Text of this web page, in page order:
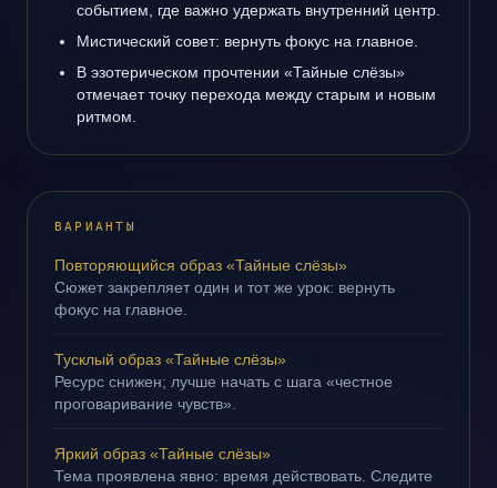
событием, где важно удержать внутренний центр.
Мистический совет: вернуть фокус на главное.
В эзотерическом прочтении «Тайные слёзы»
отмечает точку перехода между старым и новым
ритмом.
ВАРИАНТЫ
Повторяющийся образ «Тайные слёзы»
Сюжет закрепляет один и тот же урок: вернуть
фокус на главное.
Тусклый образ «Тайные слёзы»
Ресурс снижен; лучше начать с шага «честное
проговаривание чувств».
Яркий образ «Тайные слёзы»
Тема проявлена явно: время действовать. Следите